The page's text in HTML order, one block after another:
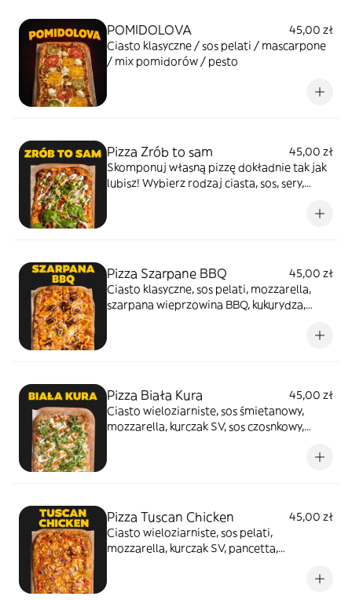
POMIDOLOVA
45,00 zł
Ciasto klasyczne / sos pelati / mascarpone
/ mix pomidorów / pesto
Pizza Zrób to sam
45,00 zł
Skomponuj własną pizzę dokładnie tak jak
lubisz! Wybierz rodzaj ciasta, sos, sery,
domyślnie sosy i oliwy podajemy na pizzy!
Pizza Szarpane BBQ
45,00 zł
Ciasto klasyczne, sos pelati, mozzarella,
szarpana wieprzowina BBQ, kukurydza,
Pizza Biała Kura
45,00 zł
Ciasto wieloziarniste, sos śmietanowy,
mozzarella, kurczak SV, sos czosnkowy,
Pizza Tuscan Chicken
45,00 zł
Ciasto wieloziarniste, sos pelati,
mozzarella, kurczak SV, pancetta,